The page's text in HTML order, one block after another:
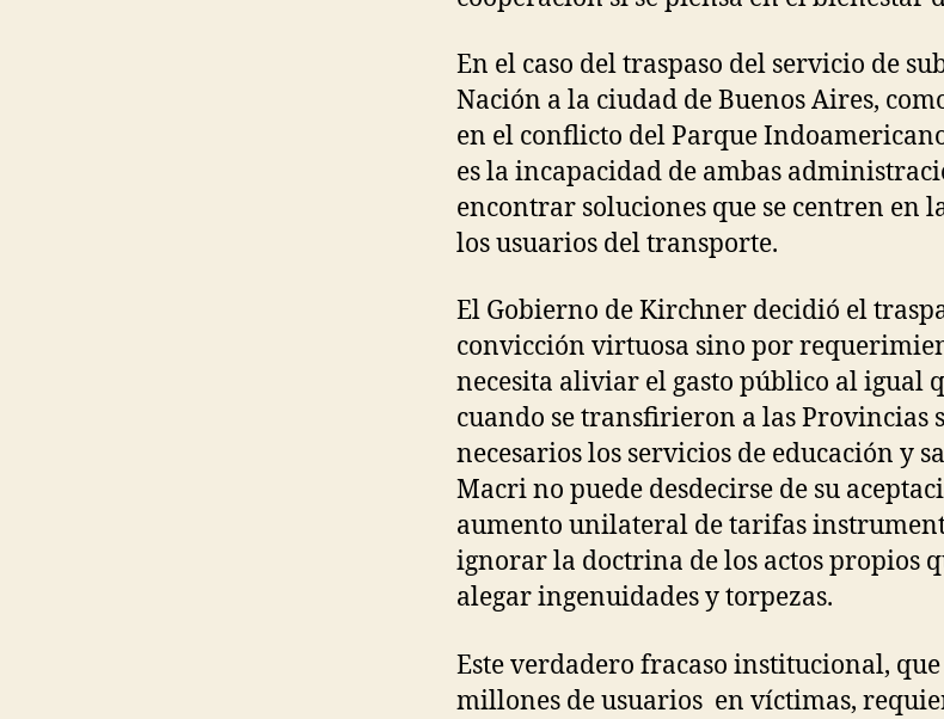
En el caso del traspaso del servicio de
Nación a la ciudad de Buenos Aires,
en el conflicto del Parque
es la incapacidad de ambas
encontrar soluciones que se centren en
los usuarios del transporte.
El Gobierno de Kirchner decidió el
convicción virtuosa sino por
necesita aliviar el gasto público al igual
cuando se transfirieron a las Provincias
necesarios los servicios de educación y
Macri no puede desdecirse de su
aumento unilateral de tarifas
ignorar la doctrina de los actos propios
alegar ingenuidades y torpezas.
Este verdadero fracaso institucional,
millones de usuarios en víctimas,